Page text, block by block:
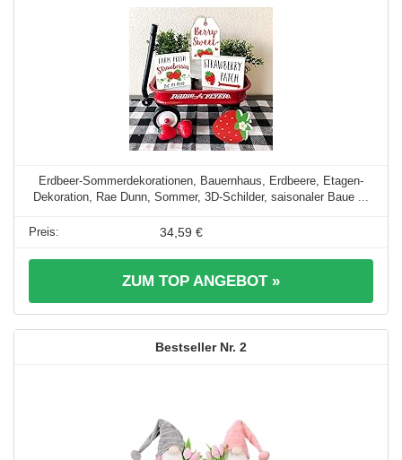
Erdbeer-Sommerdekorationen, Bauernhaus, Erdbeere, Etagen-
Dekoration, Rae Dunn, Sommer, 3D-Schilder, saisonaler Baue ...
34,59 €
ZUM TOP ANGEBOT »
2